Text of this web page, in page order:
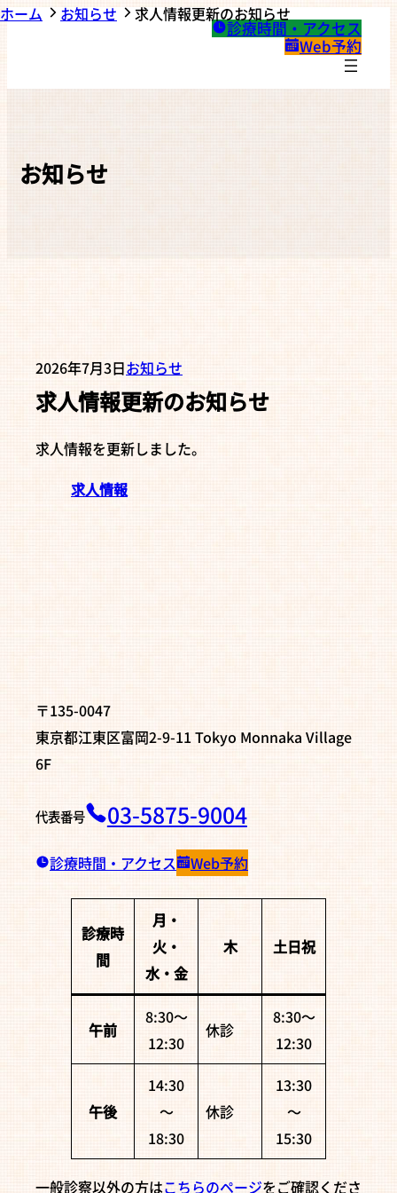
診療時間・アクセス
Web予約
お知らせ
ホーム お知らせ 求人情報更新のお知らせ
2026年7月3日お知らせ
求人情報更新のお知らせ
求人情報を更新しました。
求人情報
〒135-0047
東京都江東区富岡2-9-11 Tokyo Monnaka Village
6F
代表番号 03-5875-9004
診療時間・アクセス Web予約
診療時
間
月・
火・
水・金
木 土日祝
午前
8:30〜
12:30
休診
8:30〜
12:30
午後
14:30
〜
18:30
休診
13:30
〜
15:30
一般診察以外の方はこちらのページをご確認くださ